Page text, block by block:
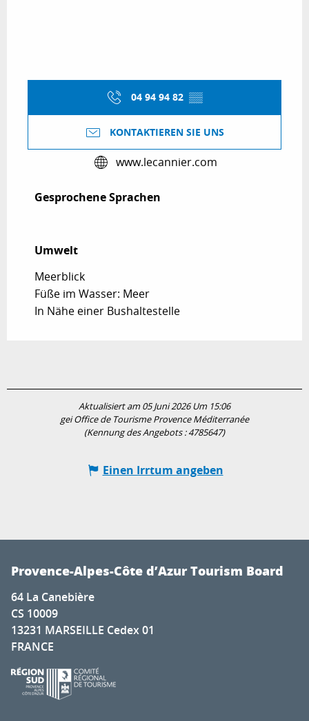
04 94 94 82 ▒▒
KONTAKTIEREN SIE UNS
www.lecannier.com
Gesprochene Sprachen
Gesprochene Sprachen
Umwelt
Umwelt
Meerblick
Füße im Wasser: Meer
In Nähe einer Bushaltestelle
Aktualisiert am 05 Juni 2026 Um 15:06
gei Office de Tourisme Provence Méditerranée
(Kennung des Angebots :4785647)
Einen Irrtum angeben
Provence-Alpes-Côte d’Azur Tourism Board
64 La Canebière
CS 10009
13231 MARSEILLE Cedex 01
FRANCE